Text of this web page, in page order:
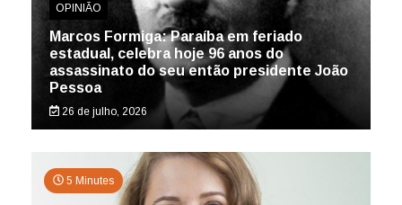
OPINIÃO
Marcos Formiga: Paraíba em feriado
estadual, celebra hoje 96 anos do
assassinato do seu então presidente João
Pessoa
26 de julho, 2026
5 Minutes